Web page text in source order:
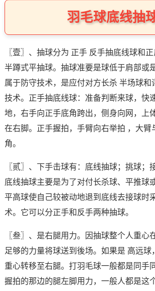
羽毛球底线抽
〖壹〗、抽球分为 正手 反手抽底线球和
半蹲式平抽球。抽球准要是球低于肩部或
属于防守技术，是应付对方长杀 半场球和
技术。正手抽底线球：准备判断来球，快
地，右手向正手底角跨出，侧身向网，上
在右脚。正手握拍，手臂向右举拍 ，大臂
角。
〖贰〗、下手击球有：底线抽球；挑球；
底线抽球主要是为了对付长杀球、平推球
平高球使自己较被动地退到底线去接球时
术。它可以分正手和反手两种抽球。
〖叁〗、是右腿用力。因抽球整个人重心
足够的力量将球送到後场。如果是 高远球
重心转移至右腿。打羽毛球一般都是同手
握拍的那边的腿左脚用力，一般人都是这